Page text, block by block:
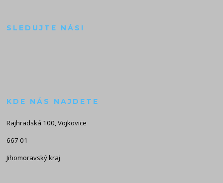
SLEDUJTE NÁS!
KDE NÁS NAJDETE
Rajhradská 100, Vojkovice
667 01
Jihomoravský kraj